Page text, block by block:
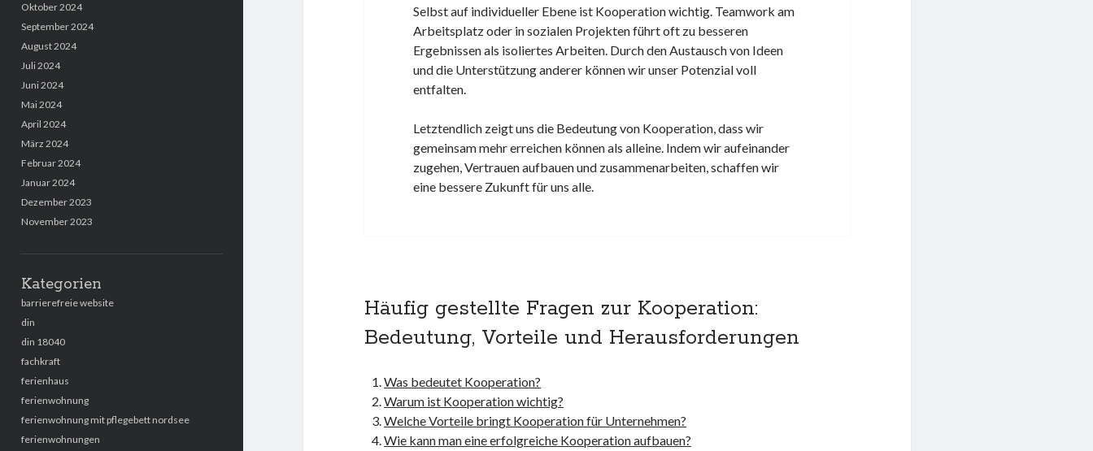
Oktober 2024
September 2024
August 2024
Juli 2024
Juni 2024
Mai 2024
April 2024
März 2024
Februar 2024
Januar 2024
Dezember 2023
November 2023
Kategorien
barrierefreie website
din
din 18040
fachkraft
ferienhaus
ferienwohnung
ferienwohnung mit pflegebett nordsee
ferienwohnungen
Selbst auf individueller Ebene ist Kooperation wichtig. Teamwork am
Arbeitsplatz oder in sozialen Projekten führt oft zu besseren
Ergebnissen als isoliertes Arbeiten. Durch den Austausch von Ideen
und die Unterstützung anderer können wir unser Potenzial voll
entfalten.
Letztendlich zeigt uns die Bedeutung von Kooperation, dass wir
gemeinsam mehr erreichen können als alleine. Indem wir aufeinander
zugehen, Vertrauen aufbauen und zusammenarbeiten, schaffen wir
eine bessere Zukunft für uns alle.
Häufig gestellte Fragen zur Kooperation:
Bedeutung, Vorteile und Herausforderungen
Was bedeutet Kooperation?
Warum ist Kooperation wichtig?
Welche Vorteile bringt Kooperation für Unternehmen?
Wie kann man eine erfolgreiche Kooperation aufbauen?